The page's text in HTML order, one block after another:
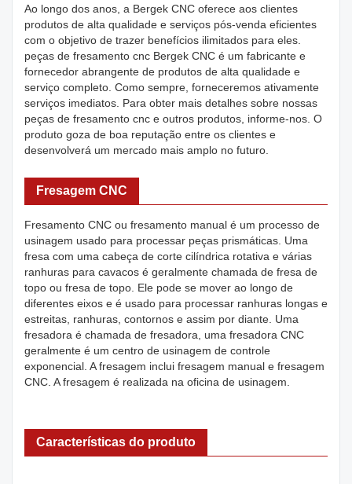
Ao longo dos anos, a Bergek CNC oferece aos clientes
produtos de alta qualidade e serviços pós-venda eficientes
com o objetivo de trazer benefícios ilimitados para eles.
peças de fresamento cnc Bergek CNC é um fabricante e
fornecedor abrangente de produtos de alta qualidade e
serviço completo. Como sempre, forneceremos ativamente
serviços imediatos. Para obter mais detalhes sobre nossas
peças de fresamento cnc e outros produtos, informe-nos. O
produto goza de boa reputação entre os clientes e
desenvolverá um mercado mais amplo no futuro.
Fresagem CNC
Fresamento CNC ou fresamento manual é um processo de
usinagem usado para processar peças prismáticas. Uma
fresa com uma cabeça de corte cilíndrica rotativa e várias
ranhuras para cavacos é geralmente chamada de fresa de
topo ou fresa de topo. Ele pode se mover ao longo de
diferentes eixos e é usado para processar ranhuras longas e
estreitas, ranhuras, contornos e assim por diante. Uma
fresadora é chamada de fresadora, uma fresadora CNC
geralmente é um centro de usinagem de controle
exponencial. A fresagem inclui fresagem manual e fresagem
CNC. A fresagem é realizada na oficina de usinagem.
Características do produto